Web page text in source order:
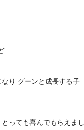
り グーンと成長する子
っても喜んでもらえまし